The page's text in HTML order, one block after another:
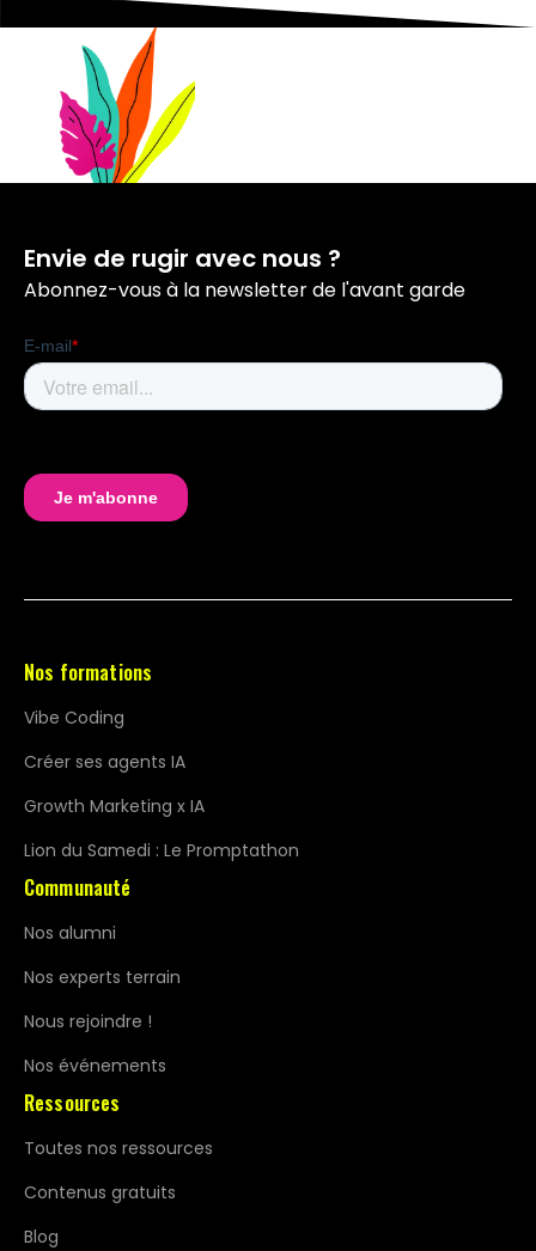
Envie de rugir avec nous ?
Abonnez-vous à la newsletter de l'avant garde
Nos formations
Vibe Coding
Créer ses agents IA
Growth Marketing x IA
Lion du Samedi : Le Promptathon
Communauté
Nos alumni
Nos experts terrain
Nous rejoindre !
Nos événements
Ressources
Toutes nos ressources
Contenus gratuits
Blog